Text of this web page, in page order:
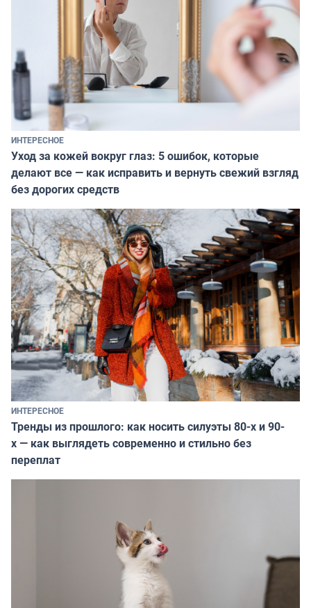
ИНТЕРЕСНОЕ
Уход за кожей вокруг глаз: 5 ошибок, которые
делают все — как исправить и вернуть свежий взгляд
без дорогих средств
ИНТЕРЕСНОЕ
Тренды из прошлого: как носить силуэты 80-х и 90-
х — как выглядеть современно и стильно без
переплат